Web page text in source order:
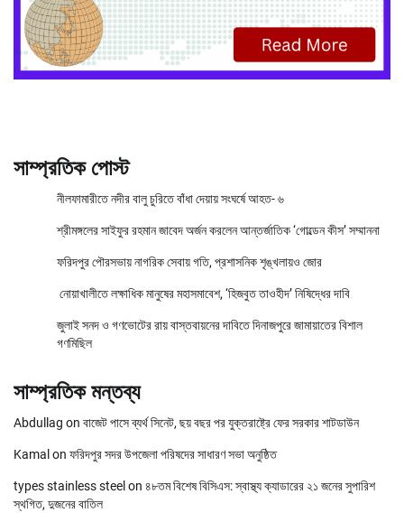
সাম্প্রতিক পোস্ট
নীলফামারীতে নদীর বালু চুরিতে বাঁধা দেয়ায় সংঘর্ষে আহত- ৬
শ্রীমঙ্গলের সাইফুর রহমান জাবেদ অর্জন করলেন আন্তর্জাতিক ‘গোল্ডেন কীস’ সম্মাননা
ফরিদপুর পৌরসভায় নাগরিক সেবায় গতি, প্রশাসনিক শৃঙ্খলায়ও জোর
নোয়াখালীতে লক্ষাধিক মানুষের মহাসমাবেশ, ‘হিজবুত তাওহীদ’ নিষিদ্ধের দাবি
জুলাই সনদ ও গণভোটের রায় বাস্তবায়নের দাবিতে দিনাজপুরে জামায়াতের বিশাল
গণমিছিল
সাম্প্রতিক মন্তব্য
Abdullag on বাজেট পাসে ব্যর্থ সিনেট, ছয় বছর পর যুক্তরাষ্ট্রে ফের সরকার শাটডাউন
Kamal on ফরিদপুর সদর উপজেলা পরিষদের সাধারণ সভা অনুষ্ঠিত
types stainless steel on ৪৮তম বিশেষ বিসিএস: স্বাস্থ্য ক্যাডারের ২১ জনের সুপারিশ
স্থগিত, দুজনের বাতিল